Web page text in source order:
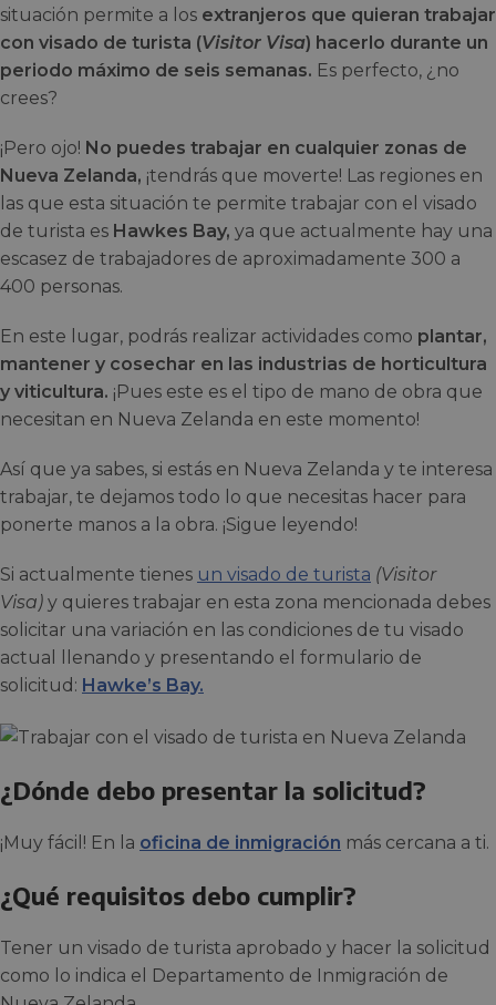
situación permite a los extranjeros que quieran trabajar
con visado de turista (Visitor Visa) hacerlo durante un
periodo máximo de seis semanas. Es perfecto, ¿no
crees?
¡Pero ojo! No puedes trabajar en cualquier zonas de
Nueva Zelanda, ¡tendrás que moverte! Las regiones en
las que esta situación te permite trabajar con el visado
de turista es Hawkes Bay, ya que actualmente hay una
escasez de trabajadores de aproximadamente 300 a
400 personas.
En este lugar, podrás realizar actividades como plantar,
mantener y cosechar en las industrias de horticultura
y viticultura. ¡Pues este es el tipo de mano de obra que
necesitan en Nueva Zelanda en este momento!
Así que ya sabes, si estás en Nueva Zelanda y te interesa
trabajar, te dejamos todo lo que necesitas hacer para
ponerte manos a la obra. ¡Sigue leyendo!
Si actualmente tienes un visado de turista (Visitor
Visa) y quieres trabajar en esta zona mencionada debes
solicitar una variación en las condiciones de tu visado
actual llenando y presentando el formulario de
solicitud: Hawke’s Bay.
¿Dónde debo presentar la solicitud?
¡Muy fácil! En la oficina de inmigración más cercana a ti.
¿Qué requisitos debo cumplir?
Tener un visado de turista aprobado y hacer la solicitud
como lo indica el Departamento de Inmigración de